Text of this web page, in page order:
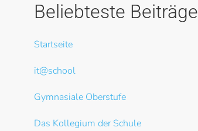
Beliebteste Beiträge
Startseite
it@school
Gymnasiale Oberstufe
Das Kollegium der Schule